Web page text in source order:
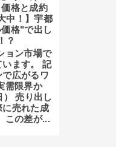
格と成約
中！】宇都
格"で出し
？
ョン市場で
ます。 記
広がるワ
需限界か
） 売り出し
売れた成
この差が...